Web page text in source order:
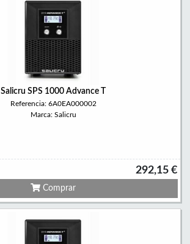
Salicru SPS 1000 Advance T
Referencia: 6A0EA000002
Marca: Salicru
292,15 €
Comprar